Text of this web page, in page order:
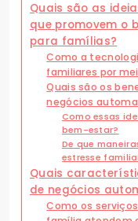
Quais são as
que promovem o
para famílias?
Como a
familiares por
Quais são os
negócios
Como essas
bem-estar?
De que
estresse
Quais
de negócios
Como os